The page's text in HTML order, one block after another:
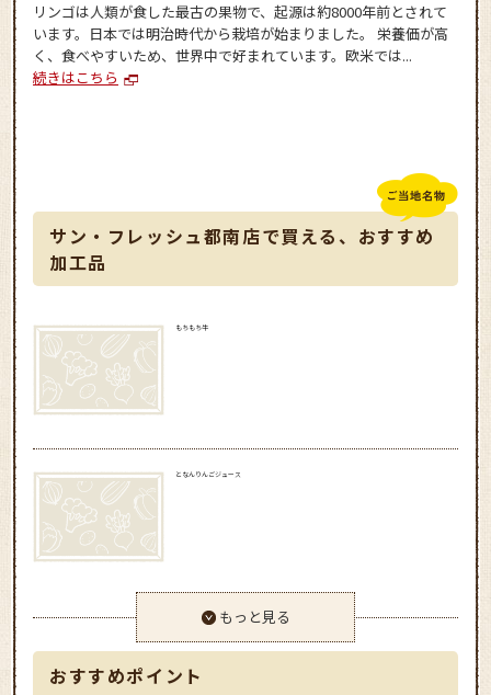
リンゴは人類が食した最古の果物で、起源は約8000年前とされて
います。日本では明治時代から栽培が始まりました。 栄養価が高
く、食べやすいため、世界中で好まれています。欧米では...
続きはこちら
サン・フレッシュ都南店で買える、おすすめ
加工品
もちもち牛
となんりんごジュース
もっと見る
おすすめポイント